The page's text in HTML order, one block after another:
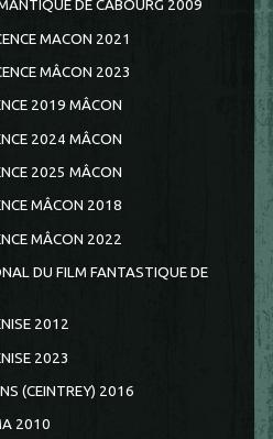
DE CABOURG 2009
MACON 2021
MÂCON 2023
2019 MÂCON
2024 MÂCON
2025 MÂCON
MÂCON 2018
MÂCON 2022
DU FILM FANTASTIQUE DE
2012
2023
(CEINTREY) 2016
2010